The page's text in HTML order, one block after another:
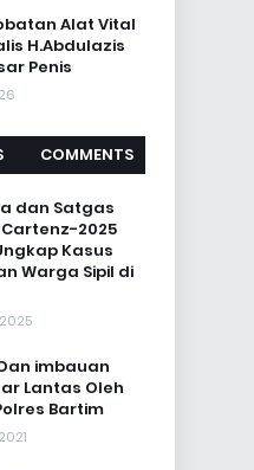
Alat Vital
H.Abdulazis
Penis
COMMENTS
dan Satgas
2025
Kasus
Warga Sipil di
imbauan
Lantas Oleh
Bartim